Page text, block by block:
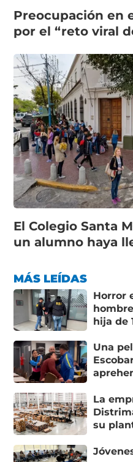
Preocupación en
por el “reto viral
El Colegio Santa
un alumno haya
MÁS LEÍDAS
Horror
hija de
Una
La
su